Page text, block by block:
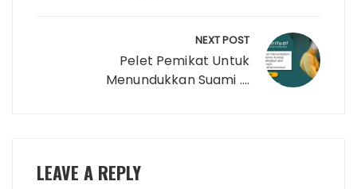
NEXT POST
Pelet Pemikat Untuk
Menundukkan Suami ….
LEAVE A REPLY